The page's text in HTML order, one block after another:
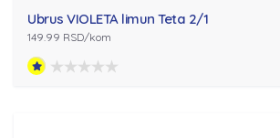
Ubrus VIOLETA limun Teta 2/1
149.99 RSD/kom